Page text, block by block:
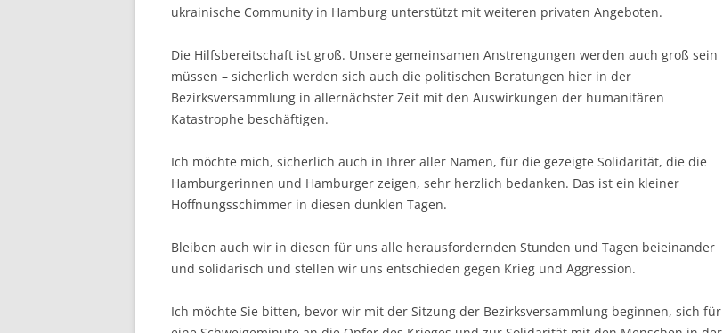
ukrainische Community in Hamburg unterstützt mit weiteren privaten Angeboten.
Die Hilfsbereitschaft ist groß. Unsere gemeinsamen Anstrengungen werden auch groß sein
müssen – sicherlich werden sich auch die politischen Beratungen hier in der
Bezirksversammlung in allernächster Zeit mit den Auswirkungen der humanitären
Katastrophe beschäftigen.
Ich möchte mich, sicherlich auch in Ihrer aller Namen, für die gezeigte Solidarität, die die
Hamburgerinnen und Hamburger zeigen, sehr herzlich bedanken. Das ist ein kleiner
Hoffnungsschimmer in diesen dunklen Tagen.
Bleiben auch wir in diesen für uns alle herausfordernden Stunden und Tagen beieinander
und solidarisch und stellen wir uns entschieden gegen Krieg und Aggression.
Ich möchte Sie bitten, bevor wir mit der Sitzung der Bezirksversammlung beginnen, sich für